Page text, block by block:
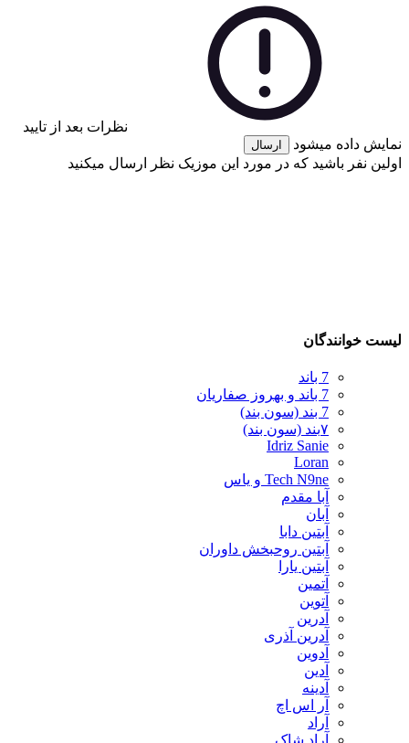
نظرات بعد از تایید
نمایش داده میشود
ارسال
اولین نفر باشید که در مورد این موزیک نظر ارسال میکنید
لیست خوانندگان
7 باند
7 باند و بهروز صفاریان
7 بند (سون بند)
۷بند (سون بند)
Idriz Sanie
Loran
Tech N9ne و یاس
آبا مقدم
آبان
آبتین دابا
آبتین روحبخش داوران
آبتین یارا
آتمین
آتوین
آدرین
آدرین آذری
آدوین
آدین
آدینه
آر اس اچ
آراد